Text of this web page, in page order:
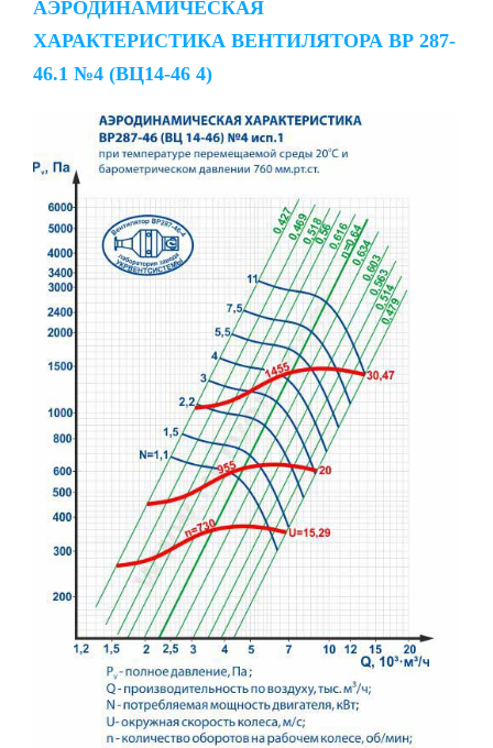
АЭРОДИНАМИЧЕСКАЯ
ХАРАКТЕРИСТИКА ВЕНТИЛЯТОРА ВР 287-
46.1 №4 (ВЦ14-46 4)